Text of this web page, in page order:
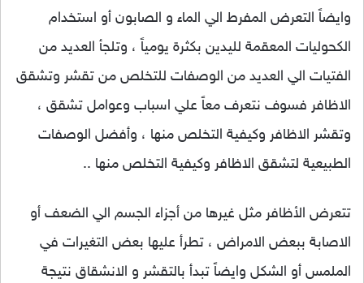
وايضاً التعرض المفرط الي الماء و الصابون أو استخدام
الكحوليات المعقمة لليدين بكثرة يومياً ، وتلجأ العديد من
الفتيات الي العديد من الوصفات للتخلص من تقشر وتشقق
الاظافر فسوف نتعرف معاً علي اسباب وعوامل تشقق ،
وتقشر الاظافر وكيفية التخلص منها ، وأفضل الوصفات
الطبيعية لتشقق الاظافر وكيفية التخلص منها ..
تتعرض الأظافر مثل غيرها من أجزاء الجسم الي الضعف أو
الاصابة ببعض الامراض ، تطرأ عليها بعض التغيرات في
الملمس أو الشكل وايضاً تبدأ بالتقشر و الانشقاق نتيجة